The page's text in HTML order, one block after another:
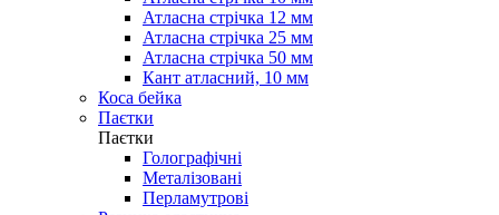
Атласна стрічка 12 мм
Атласна стрічка 25 мм
Атласна стрічка 50 мм
Кант атласний, 10 мм
Коса бейка
Паєтки
Паєтки
Голографічні
Металізовані
Перламутрові